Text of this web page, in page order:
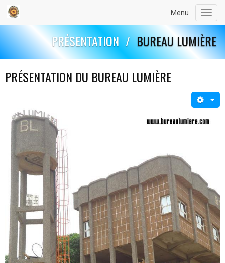
Menu
PRÉSENTATION/ BUREAU LUMIÈRE
PRÉSENTATION DU BUREAU LUMIÈRE